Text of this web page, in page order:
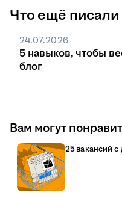
Что ещё
24.07.2026
5 навыков, чтобы
блог
Вам могут
25 вакансий